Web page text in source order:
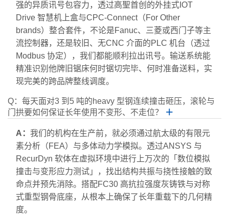
强的异质讯号包容力，透过高聖首创的外挂式IOT
Drive 智慧机上盒与CPC-Connect（For Other
brands）整合套件，不论是Fanuc、三菱或西门子等主
流控制器，还是较旧、无CNC 介面的PLC 机台（透过
Modbus 协定），我们都能顺利拉出讯号。输送系统能
精准识别他牌旧锯床何时锯切完毕、何时准备送料，实
现完美的跨品牌整线调度。
Q：每天面对3 到5 吨的heavy 型钢连续撞击砸压，滚轮与
门拱要如何保证长年使用不变形、不走位？
＋
A： 我们的机构在生产前，就必须通过航太级的有限元
素分析（FEA）与多体动力学模拟。透过ANSYS 与
RecurDyn 软体在虚拟环境中进行上万次的「数位模拟
撞击与变形应力测试」，找出结构共振与挠性接触的致
命点并预先消除。搭配FC30 高抗拉强度灰铸铁与对称
式重型钢骨底座，从根本上确保了长年重载下的几何精
度。